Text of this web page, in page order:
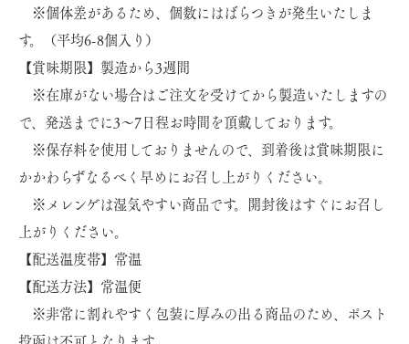
※個体差があるため、個数にはばらつきが発生いたしま
す。（平均6-8個入り）
【賞味期限】製造から3週間
※在庫がない場合はご注文を受けてから製造いたしますの
で、発送までに3～7日程お時間を頂戴しております。
※保存料を使用しておりませんので、到着後は賞味期限に
かかわらずなるべく早めにお召し上がりください。
※メレンゲは湿気やすい商品です。開封後はすぐにお召し
上がりください。
【配送温度帯】常温
【配送方法】常温便
※非常に割れやすく包装に厚みの出る商品のため、ポスト